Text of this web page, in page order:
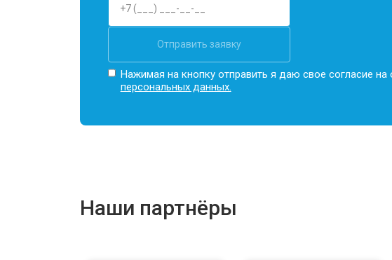
Отправить заявку
Нажимая на кнопку отправить я даю свое согласие на
персональных данных.
Наши партнёры